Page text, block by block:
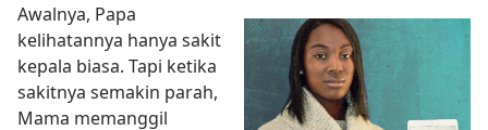
Awalnya, Papa
kelihatannya hanya sakit
kepala biasa. Tapi ketika
sakitnya semakin parah,
Mama memanggil